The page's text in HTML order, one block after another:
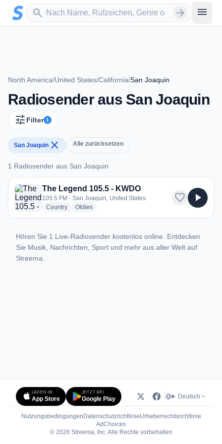
Zum Hauptinhalt springen
search
Sender suchen arrow_forward menu
North America/United States/California/San Joaquin
Radiosender aus San Joaquin
tune Filter 1
San Joaquin close Alle zurücksetzen
1 Radiosender aus San Joaquin
1 Radiosender aus San Joaquin
The Legend 105.5 - KWDO
105.5 FM · San Joaquin, United States
Countryradio stations
Oldiesradio stations
favorite play_arrow
Hören Sie 1 Live-Radiosender kostenlos online. Entdecken
Sie Musik, Nachrichten, Sport und mehr aus aller Welt auf
Streema.
LADEN IM
App Store
JETZT BEI
Google Play Deutsch
Nutzungsbedingungen DatenschutzrichtlinieUrheberrechtsrichtlinie
AdChoices(öffnet in neuem Tab)
© 2026 Streema, Inc. Alle Rechte vorbehalten